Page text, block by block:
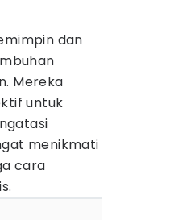
dan
Mereka
untuk
menikmati
cara